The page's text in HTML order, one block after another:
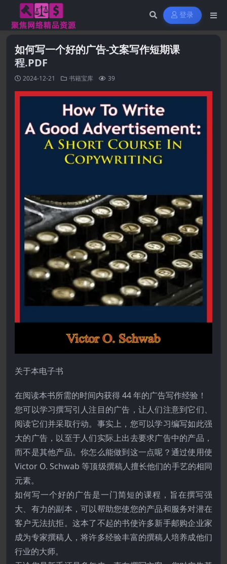
登录
如何写一个好的广告-文案写作短期课
程.PDF
2024-12-21 书籍宝库 39
关于本电子书
在阅读本书所需的时间内获得 44 年的广告写作经验！
您可以学习撰写引人注目的广告，让人们注意到它们、
阅读它们并采取行动。事实上，您可以学习编写如此强
大的广告，以至于人们实际上出去要求广告中的产品，
而不是其他产品。你怎么能做到这一点呢？通过使用使
Victor O. Schwab 等顶级撰稿人擅长他们的手艺的相同
元素。
如何写一个好的广告是一门简短的课程，旨在撰写强
大、有力的副本，可以帮助您使您的产品和服务对潜在
客户无法抗拒。这本了不起的书使许多新手邮购企业家
成为专家撰稿人，将许多经验丰富的撰稿人培养成他们
行业的大师。